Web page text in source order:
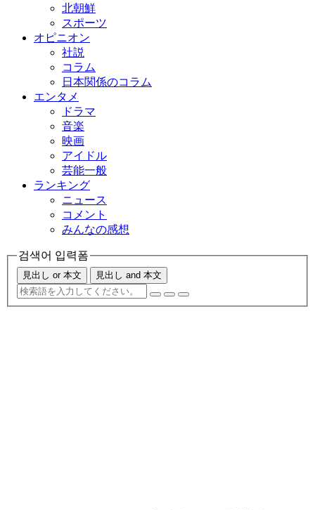
北朝鮮
スポーツ
オピニオン
社説
コラム
日本関係のコラム
エンタメ
ドラマ
音楽
映画
アイドル
芸能一般
ランキング
ニュース
コメント
みんなの感想
검색어 입력폼
見出し or 本文 見出し and 本文